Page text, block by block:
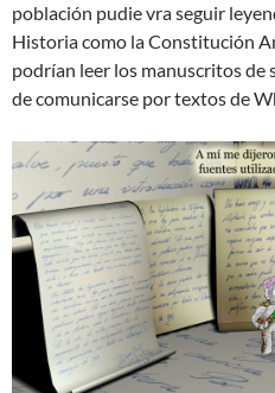
población pudie vra seguir
Historia como la Constitución
podrían leer los manuscritos de
de comunicarse por textos de